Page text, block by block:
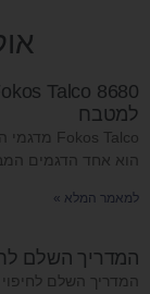
למטבח
הוא אחד הדגמים
למאמר המלא »
המדריך השלם
המדריך השלם